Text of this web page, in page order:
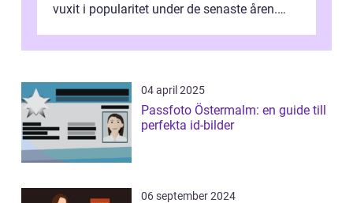
vuxit i popularitet under de senaste åren.
04 april 2025
Passfoto Östermalm: en guide till
perfekta id-bilder
06 september 2024